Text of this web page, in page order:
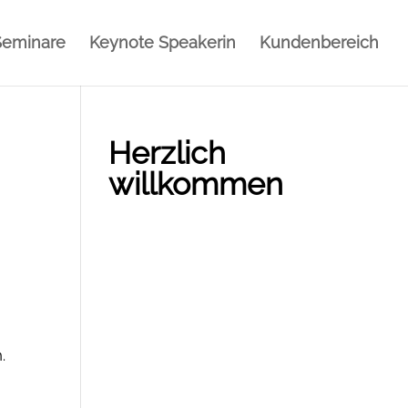
Keynote Speakerin Kundenbereich
Herzlich
willkommen